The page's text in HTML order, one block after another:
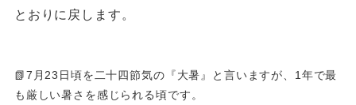
とおりに戻します。
📗7月23日頃を二十四節気の『大暑』と言いますが、1年で最
も厳しい暑さを感じられる頃です。